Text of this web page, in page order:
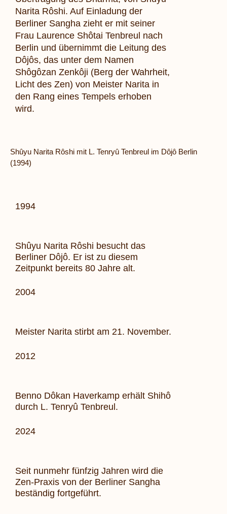
Narita Rôshi. Auf Einladung der
Berliner Sangha zieht er mit seiner
Frau Laurence Shôtai Tenbreul nach
Berlin und übernimmt die Leitung des
Dôjôs, das unter dem Namen
Shôgôzan Zenkôji (Berg der Wahrheit,
Licht des Zen) von Meister Narita in
den Rang eines Tempels erhoben
wird.
Shûyu Narita Rôshi mit L. Tenryû Tenbreul im Dôjô Berlin
(1994)
1994
Shûyu Narita Rôshi besucht das
Berliner Dôjô. Er ist zu diesem
Zeitpunkt bereits 80 Jahre alt.
2004
Meister Narita stirbt am 21. November.
2012
Benno Dôkan Haverkamp erhält Shihô
durch L. Tenryû Tenbreul.
2024
Seit nunmehr fünfzig Jahren wird die
Zen-Praxis von der Berliner Sangha
beständig fortgeführt.